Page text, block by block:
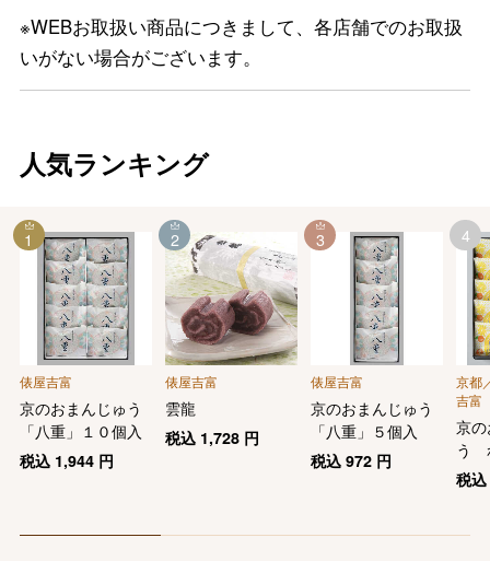
※WEBお取扱い商品につきまして、各店舗でのお取扱
いがない場合がございます。
人気ランキング
俵屋吉富
京のおまんじゅう
「八重」１０個入
税込 1,944円
1
俵屋吉富
雲龍
税込 1,728 円
2
俵屋吉富
京のおまんじゅう
「八重」５個入
税込972 円
3
京都
吉富
京
う
入り
税
4